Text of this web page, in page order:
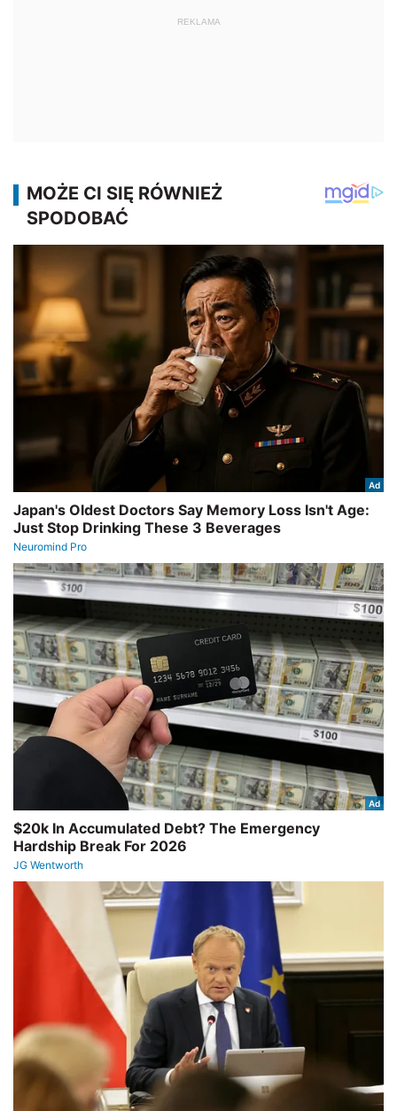
REKLAMA